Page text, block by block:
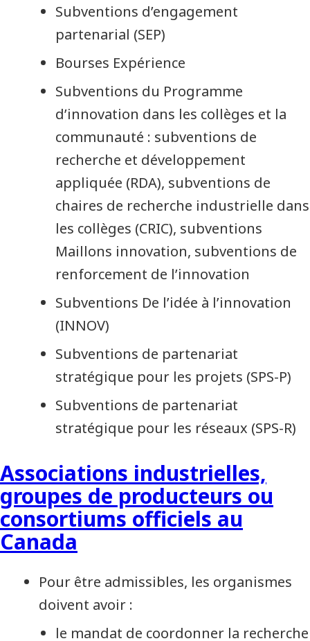
Subventions d’engagement
partenarial (SEP)
Bourses Expérience
Subventions du Programme
d’innovation dans les collèges et la
communauté : subventions de
recherche et développement
appliquée (RDA), subventions de
chaires de recherche industrielle dans
les collèges (CRIC), subventions
Maillons innovation, subventions de
renforcement de l’innovation
Subventions De l’idée à l’innovation
(INNOV)
Subventions de partenariat
stratégique pour les projets (SPS-P)
Subventions de partenariat
stratégique pour les réseaux (SPS-R)
Associations industrielles,
groupes de producteurs ou
consortiums officiels au
Canada
Pour être admissibles, les organismes
doivent avoir :
le mandat de coordonner la recherche